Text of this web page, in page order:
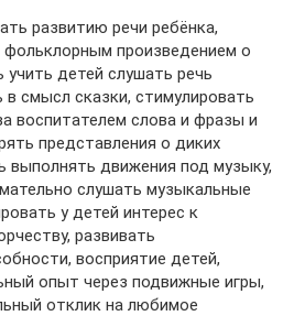
развитию речи ребёнка,
произведением о
учить детей слушать речь
в смысл сказки, стимулировать
воспитателем слова и фразы и
представления о диких
выполнять движения под музыку,
слушать музыкальные
у детей интерес к
развивать
восприятие детей,
опыт через подвижные игры,
отклик на любимое